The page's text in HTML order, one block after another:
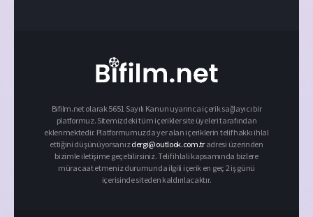
Bifilm.net olarak 5651 Sayılı Kanun uyarınca içerik sağlayıcı bir
platformuz. Sitemizdeki tüm içerikler site üyeleri tarafından
eklenmektedir. Platformumuzda yer alan içeriklerin telif hakkı ihlal
ettiğini düşünüyorsanızdergi@outlook.com.tr adresi üzerinden
bizimle iletişime geçebilirsiniz. Telif ihlali kapsamında bizlere
müracaat etmeniz durumunda ilgili içerik en geç 2 iş günü
içerisinde siteden kaldırılacaktır.